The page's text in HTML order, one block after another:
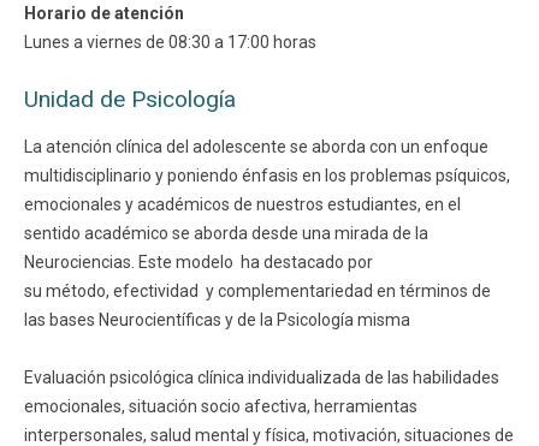
Horario de atención
Lunes a viernes de 08:30 a 17:00 horas
Unidad de Psicología
La atención clínica del adolescente se aborda con un enfoque
multidisciplinario y poniendo énfasis en los problemas psíquicos,
emocionales y académicos de nuestros estudiantes, en el
sentido académico se aborda desde una mirada de la
Neurociencias. Este modelo ha destacado por
su método, efectividad y complementariedad en términos de
las bases Neurocientíficas y de la Psicología misma
Evaluación psicológica clínica individualizada de las habilidades
emocionales, situación socio afectiva, herramientas
interpersonales, salud mental y física, motivación, situaciones de